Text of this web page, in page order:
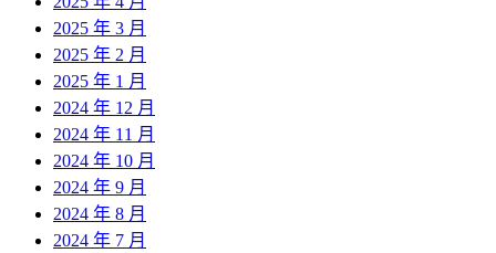
2025 年 3 月
2025 年 2 月
2025 年 1 月
2024 年 12 月
2024 年 11 月
2024 年 10 月
2024 年 9 月
2024 年 8 月
2024 年 7 月